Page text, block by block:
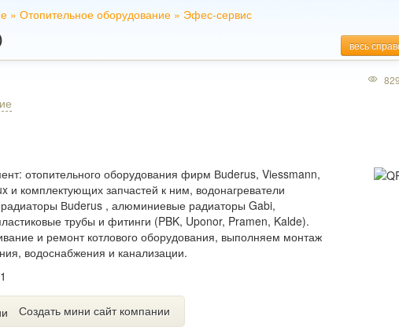
» Отопительное оборудование » Эфес-сервис
весь
отопительного оборудования фирм Вuderus, Viеssmann,
и комплектующих запчастей к ним, водонагреватели
Вuderus , алюминиевые радиаторы Gabi,
трубы и фитинги (PBK, Uponor, Pramen, Kalde).
и ремонт котлового оборудования, выполняем монтаж
водоснабжения и канализации.
Создать мини сайт компании
829